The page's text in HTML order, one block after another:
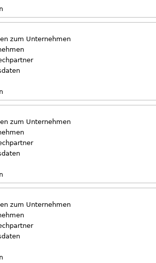
Anforderungen
zum Unternehmen
Anforderungen
zum Unternehmen
Anforderungen
zum Unternehmen